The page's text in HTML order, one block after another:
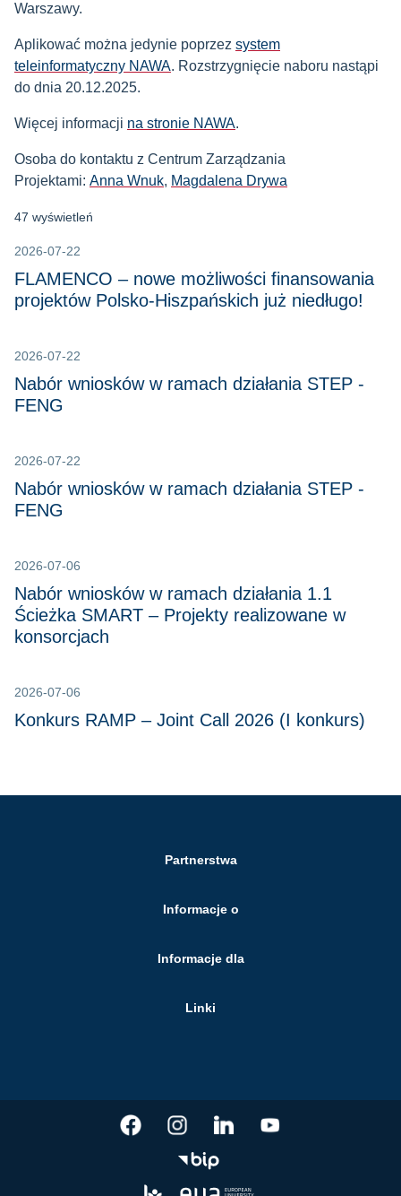
Warszawy.
Aplikować można jedynie poprzez system
teleinformatyczny NAWA. Rozstrzygnięcie naboru nastąpi
do dnia 20.12.2025.
Więcej informacji na stronie NAWA.
Osoba do kontaktu z Centrum Zarządzania
Projektami: Anna Wnuk, Magdalena Drywa
47 wyświetleń
2026-07-22
FLAMENCO – nowe możliwości finansowania
projektów Polsko-Hiszpańskich już niedługo!
2026-07-22
Nabór wniosków w ramach działania STEP -
FENG
2026-07-22
Nabór wniosków w ramach działania STEP -
FENG
2026-07-06
Nabór wniosków w ramach działania 1.1
Ścieżka SMART – Projekty realizowane w
konsorcjach
2026-07-06
Konkurs RAMP – Joint Call 2026 (I konkurs)
Partnerstwa
Informacje o
Informacje dla
Linki